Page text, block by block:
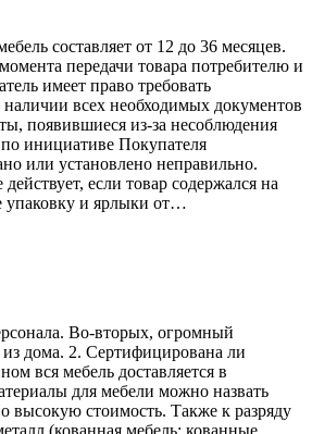
составляет от 12 до 36 месяцев.
передачи товара потребителю и
имеет право требовать
всех необходимых документов
появившиеся из-за несоблюдения
инициативе Покупателя
или установлено неправильно.
если товар содержался на
упаковку и ярлыки от…
Во-вторых, огромный
из дома. 2. Сертифицирована ли
вся мебель доставляется в
для мебели можно назвать
высокую стоимость. Также к разряду
(кованная мебель: кованные